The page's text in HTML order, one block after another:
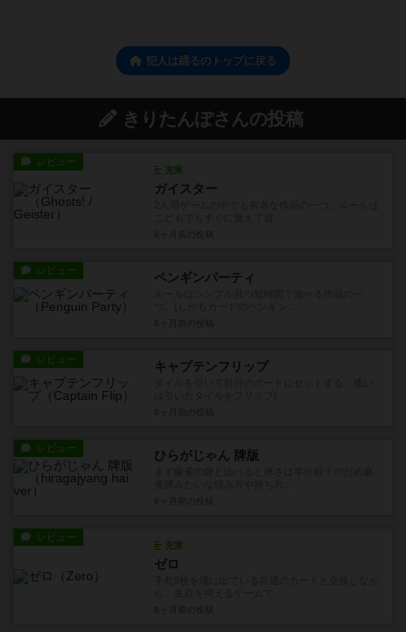
犯人は踊るのトップに戻る
きりたんぽさんの投稿
レビュー
充実
ガイスター
レビュー ペンギンパーティ
レビュー キャプテンフリップ
レビュー ひらがじゃん 牌版
レビュー
充実
ゼロ